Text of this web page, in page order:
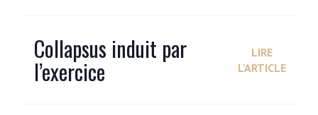
Collapsus induit par
l’exercice
LIRE
L'ARTICLE